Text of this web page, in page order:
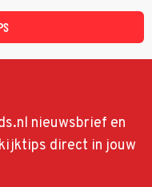
nieuwsbrief en
direct in jouw